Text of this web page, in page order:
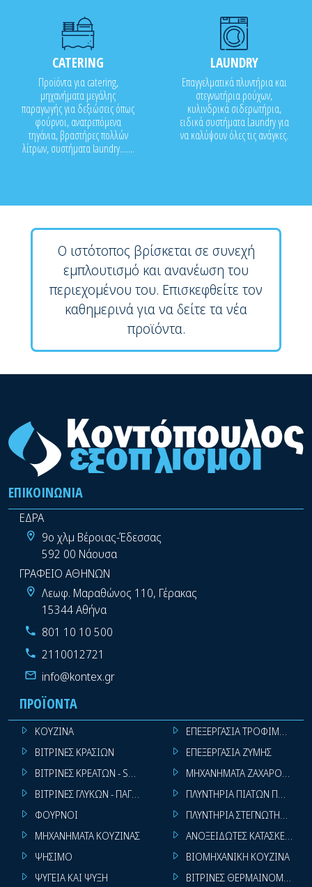
CATERING
Προϊόντα για catering,
μηχανήματα μεγάλης
παραγωγής για δεξιώσεις όπως
φούρνοι, ανατρεπόμενα
τηγάνια, βραστήρες πολλών
λίτρων, συστήματα laundry.......
LAUNDRY
Επαγγελματικά πλυντήρια και
στεγνωτήρια ρούχων,
κυλινδρικά σιδερωτήρια,
ειδικά συστήματα Laundry για
να καλύψουν όλες τις ανάγκες.
Ο ιστότοπος βρίσκεται σε συνεχή
εμπλουτισμό και ανανέωση του
περιεχομένου του. Επισκεφθείτε τον
καθημερινά για να δείτε τα νέα
προϊόντα.
ΕΠΙΚΟΙΝΩΝΊΑ
ΕΔΡΑ
9ο χλμ Βέροιας-Έδεσσας
592 00 Νάουσα
ΓΡΑΦΕΙΟ ΑΘΗΝΩΝ
Λεωφ. Μαραθώνος 110, Γέρακας
15344 Αθήνα
801 10 10 500
2110012721
info@kontex.gr
ΠΡΟΪΌΝΤΑ
ΚΟΥΖΙΝΑ
ΒΙΤΡΙΝΕΣ ΚΡΑΣΙΩΝ
ΒΙΤΡΙΝΕΣ ΚΡΕΑΤΩΝ - SUPER MARKET
ΒΙΤΡΙΝΕΣ ΓΛΥΚΩΝ - ΠΑΓΩΤΩΝ
ΦΟΥΡΝΟΙ
ΜΗΧΑΝΗΜΑΤΑ ΚΟΥΖΙΝΑΣ
ΨΗΣΙΜΟ
ΨΥΓΕΙΑ ΚΑΙ ΨΥΞΗ
ΕΠΕΞΕΡΓΑΣΙΑ ΤΡΟΦΙΜΩΝ
ΕΠΕΞΕΡΓΑΣΙΑ ΖΥΜΗΣ
ΜΗΧΑΝΗΜΑΤΑ
ΠΛΥΝΤΗΡΙΑ ΠΙΑΤΩΝ
ΠΛΥΝΤΗΡΙΑ ΣΤΕΓΝΩΤΗΡΙΑ
ΑΝΟΞΕΙΔΩΤΕΣ ΚΑΤΑΣΚΕΥΕΣ
ΒΙΟΜΗΧΑΝΙΚΗ ΚΟΥΖΙΝΑ
ΒΙΤΡΙΝΕΣ ΘΕΡΜΑΙΝΟΜΕΝΕΣ